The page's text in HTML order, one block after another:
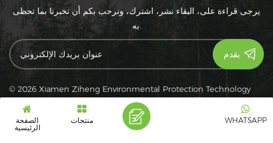
يرجى قراءة على، البقاء نشر، اشترك، ونرحب بكم أن تخبرنا بما تحظى
به.
© 2026 Xiamen Ziheng Environmental Protection Technology
Co., Ltd. كل الحقوق محفوظة.
خريطة الموقع
IPv6
دعم شبكة IPv6
الصفحة
الرئيسية
منتجات WHATSAPP